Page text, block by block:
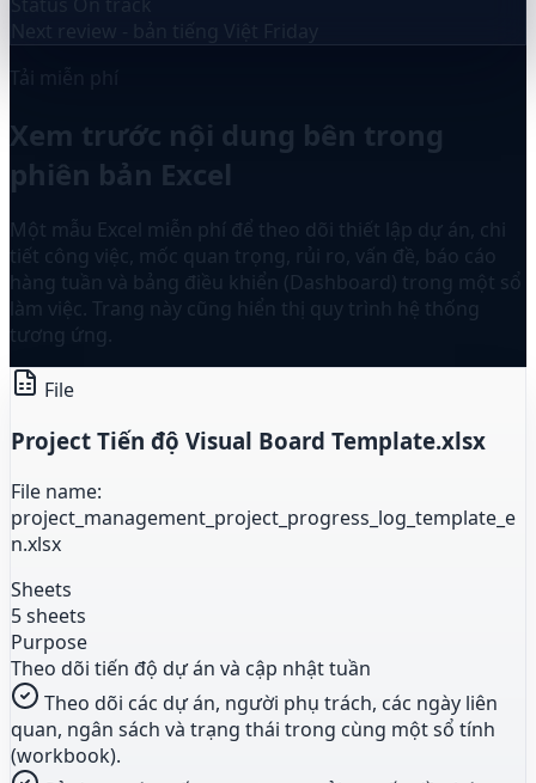
Next review - bản tiếng Việt
Friday
Tải miễn phí
Xem trước nội dung bên trong
phiên bản Excel
Một mẫu Excel miễn phí để theo dõi thiết lập dự án, chi
tiết công việc, mốc quan trọng, rủi ro, vấn đề, báo cáo
hàng tuần và bảng điều khiển (Dashboard) trong một sổ
làm việc. Trang này cũng hiển thị quy trình hệ thống
tương ứng.
File
Project Tiến độ Visual Board Template.xlsx
File name:
project_management_project_progress_log_template_e
n.xlsx
Sheets
5 sheets
Purpose
Theo dõi tiến độ dự án và cập nhật tuần
Theo dõi các dự án, người phụ trách, các ngày liên
quan, ngân sách và trạng thái trong cùng một sổ tính
(workbook).